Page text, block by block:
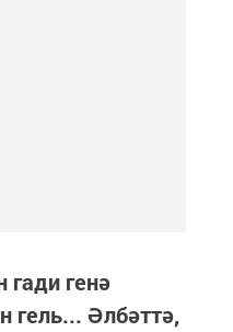
гади генә
гель... Әлбәттә,